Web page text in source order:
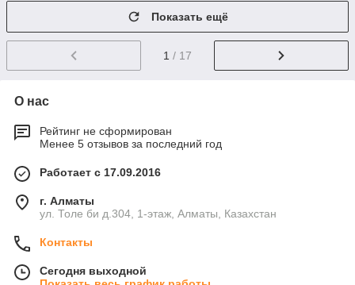
Показать ещё
1 / 17
О нас
Рейтинг не сформирован
Менее 5 отзывов за последний год
Работает с 17.09.2016
г. Алматы
ул. Толе би д.304, 1-этаж, Алматы, Казахстан
Контакты
Сегодня выходной